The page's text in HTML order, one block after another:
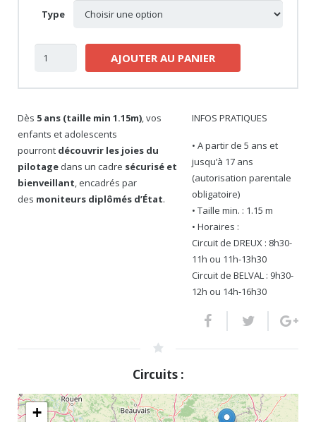
Type
STAGE
ENFANTS
SANS
LOCATION
DE
AJOUTER AU PANIER
Dès 5 ans (taille min 1.15m), vos
enfants et adolescents
pourront découvrir les joies du
pilotage dans un cadre sécurisé et
bienveillant, encadrés par
des moniteurs diplômés d’État.
INFOS PRATIQUES
• A partir de 5 ans et
jusqu’à 17 ans
(autorisation parentale
obligatoire)
• Taille min. : 1.15 m
• Horaires :
Circuit de DREUX : 8h30-
11h ou 11h-13h30
Circuit de BELVAL : 9h30-
12h ou 14h-16h30
Circuits :
+